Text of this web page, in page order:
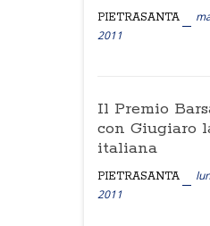
PIETRASANTA
2011
Il Premio
con Giugiaro
italiana
PIETRASANTA
2011